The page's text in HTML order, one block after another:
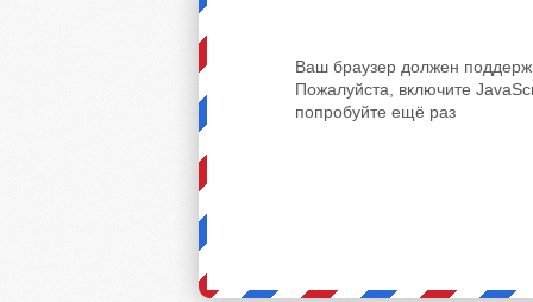
Ваш браузер должен
Пожалуйста, включите
попробуйте ещё раз